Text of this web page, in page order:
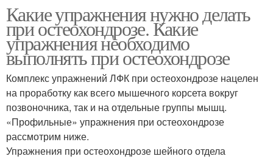
Какие упражнения нужно делать
при остеохондрозе. Какие
упражнения необходимо
выполнять при остеохондрозе
Комплекс упражнений ЛФК при остеохондрозе нацелен
на проработку как всего мышечного корсета вокруг
позвоночника, так и на отдельные группы мышц.
«Профильные» упражнения при остеохондрозе
рассмотрим ниже.
Упражнения при остеохондрозе шейного отдела